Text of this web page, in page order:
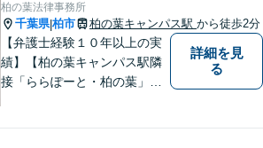
柏の葉法律事務所
千葉県|柏市 柏の葉キャンパス駅 から徒歩2分
【弁護士経験１０年以上の実
績】【柏の葉キャンパス駅隣
接「ららぽーと・柏の葉」
詳細を見
る